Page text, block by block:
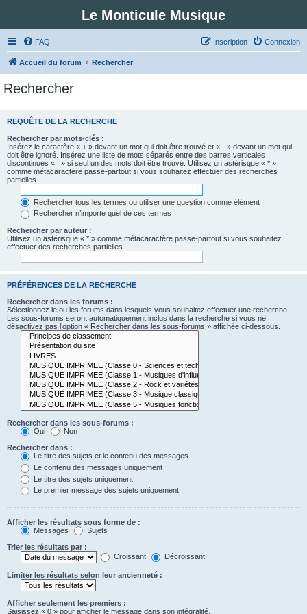
Le Monticule Musique
FAQ Connexion
Inscription
Accueil du forum Rechercher
Rechercher
REQUÊTE DE LA RECHERCHE
Rechercher par mots-clés :
Insérez le caractère « + » devant un mot qui doit être trouvé et « - » devant un mot qui
doit être ignoré. Insérez une liste de mots séparés entre des barres verticales
discontinues « | » si seul un des mots doit être trouvé. Utilisez un astérisque « * »
comme métacaractère passe-partout si vous souhaitez effectuer des recherches
partielles.
Rechercher tous les termes ou utiliser une question comme élément
Rechercher n’importe quel de ces termes
Rechercher par auteur :
Utilisez un astérisque « * » comme métacaractère passe-partout si vous souhaitez
effectuer des recherches partielles.
PRÉFÉRENCES DE LA RECHERCHE
Rechercher dans les forums :
Sélectionnez le ou les forums dans lesquels vous souhaitez effectuer une recherche.
Les sous-forums seront automatiquement inclus dans la recherche si vous ne
désactivez pas l’option « Rechercher dans les sous-forums » affichée ci-dessous.
Rechercher dans les sous-forums :
Oui
Non
Rechercher dans :
Le titre des sujets et le contenu des messages
Le contenu des messages uniquement
Le titre des sujets uniquement
Le premier message des sujets uniquement
Afficher les résultats sous forme de :
Messages
Sujets
Trier les résultats par :
Croissant
Décroissant
Limiter les résultats selon leur ancienneté :
Afficher seulement les premiers :
Saisissez « 0 » pour afficher le message dans son intégralité.